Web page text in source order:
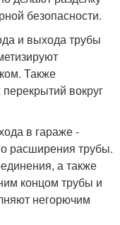
безопасности.
и выхода трубы
Также
вокруг
в гараже -
расширения трубы.
а также
концом трубы и
негорючим